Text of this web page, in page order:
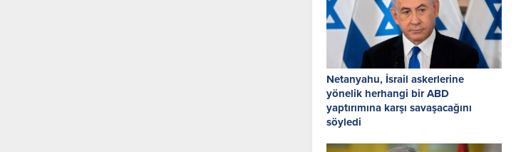
Netanyahu, İsrail askerlerine
yönelik herhangi bir ABD
yaptırımına karşı savaşacağını
söyledi